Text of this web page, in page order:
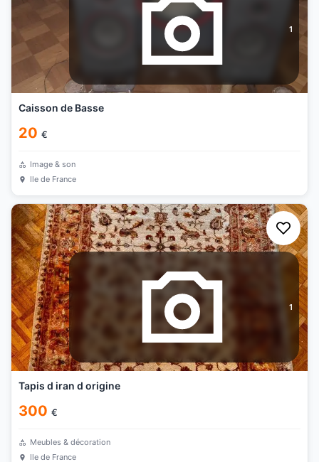
1
Caisson de Basse
20 €
Image & son
Ile de France
1
Tapis d iran d origine
300 €
Meubles & décoration
Ile de France